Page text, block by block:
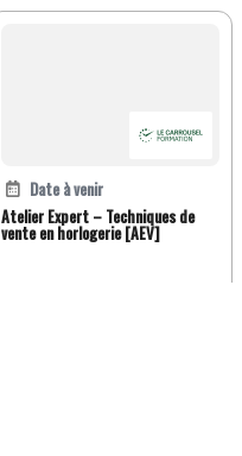
Date à venir
Atelier Expert – Techniques de
vente en horlogerie [AEV]